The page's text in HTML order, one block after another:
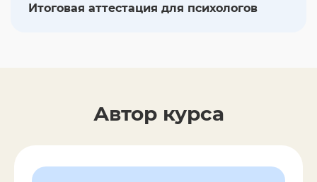
Итоговая аттестация для психологов
Автор курса